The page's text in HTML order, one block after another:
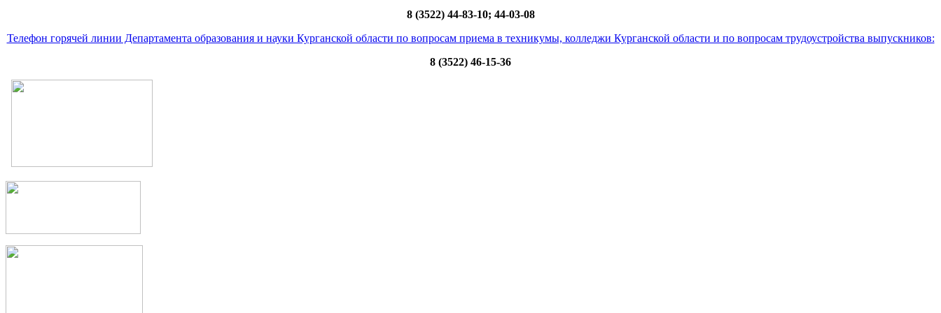
8 (3522) 44-83-10; 44-03-08
Телефон горячей линии Департамента образования и науки Курганской области по вопросам приема в техникумы, колледжи Курганской области и по вопросам трудоустройства выпускников:
8 (3522) 46-15-36